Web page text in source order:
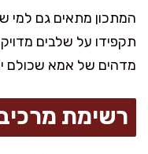
המתכון מתאים גם למי
תקפידו על שלבים
מדהים של אמא שכולם
רשימת